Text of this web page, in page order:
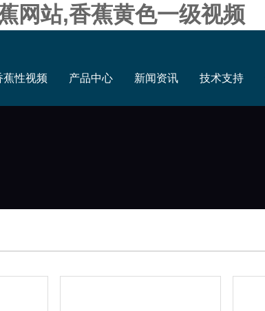
网站,香蕉黄色一级视频
蕉性视频 产品中心 新闻资讯 技术支持